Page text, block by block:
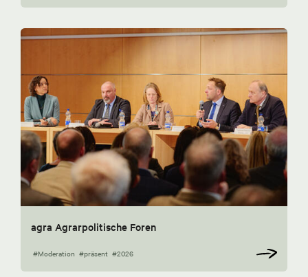
agra Agrarpolitische Foren
#Moderation #präsent #2026